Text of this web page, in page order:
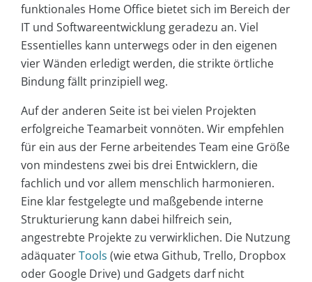
funktionales Home Office bietet sich im Bereich der
IT und Softwareentwicklung geradezu an. Viel
Essentielles kann unterwegs oder in den eigenen
vier Wänden erledigt werden, die strikte örtliche
Bindung fällt prinzipiell weg.
Auf der anderen Seite ist bei vielen Projekten
erfolgreiche Teamarbeit vonnöten. Wir empfehlen
für ein aus der Ferne arbeitendes Team eine Größe
von mindestens zwei bis drei Entwicklern, die
fachlich und vor allem menschlich harmonieren.
Eine klar festgelegte und maßgebende interne
Strukturierung kann dabei hilfreich sein,
angestrebte Projekte zu verwirklichen. Die Nutzung
adäquaterTools (wie etwa Github, Trello, Dropbox
oder Google Drive) und Gadgets darf nicht